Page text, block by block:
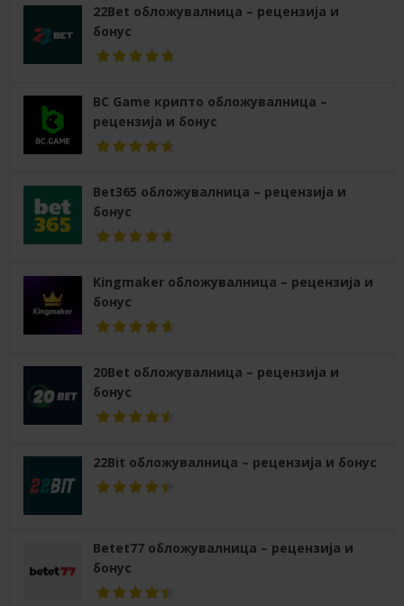
22Bet обложувалница – рецензија и
бонус
BC Game крипто обложувалница –
рецензија и бонус
Bet365 обложувалница – рецензија и
бонус
Kingmaker обложувалница – рецензија и
бонус
20Bet обложувалница – рецензија и
бонус
22Bit обложувалница – рецензија и бонус
Betet77 обложувалница – рецензија и
бонус